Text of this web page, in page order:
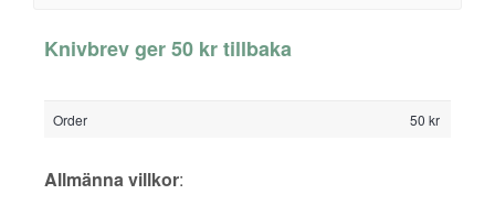
Knivbrev ger 50 kr tillbaka
Order 50 kr
Allmänna villkor: